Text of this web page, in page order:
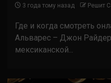
3 года тому назад Решит
Где и когда смотреть
Альварес – Джон
мексиканской...